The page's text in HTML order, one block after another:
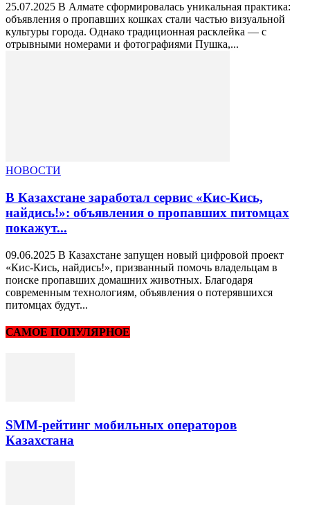
25.07.2025 В Алмате сформировалась уникальная практика:
объявления о пропавших кошках стали частью визуальной
культуры города. Однако традиционная расклейка — с
отрывными номерами и фотографиями Пушка,...
НОВОСТИ
В Казахстане заработал сервис «Кис-Кись,
найдись!»: объявления о пропавших питомцах
покажут...
09.06.2025 В Казахстане запущен новый цифровой проект
«Кис-Кись, найдись!», призванный помочь владельцам в
поиске пропавших домашних животных. Благодаря
современным технологиям, объявления о потерявшихся
питомцах будут...
САМОЕ ПОПУЛЯРНОЕ
SMM-рейтинг мобильных операторов
Казахстана